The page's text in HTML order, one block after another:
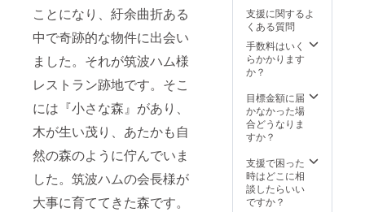
ことになり、紆余曲折ある
中で奇跡的な物件に出会い
ました。それが筑波ハム様
レストラン跡地です。そこ
には『小さな森』があり、
木が生い茂り、あたかも自
然の森のように佇んでいま
した。筑波ハムの会長様が
大事に育ててきた森です。
部10:00
～15:00
／夜の
部16:00
～
よりお
選びく
ださ
い。 ※
キュー
場まで
の交通
費、滞
ださ
い。
尚、企
業名を
ご連絡
時点で
対象企
業様の
承諾を
のとさ
せてい
ただき
ます。
ジ名を
ご記載
くださ
い。
尚、公
に反す
るも
の、公
的な場
わしく
ないと
判断さ
れたも
支援に関するよ
くある質問
手数料はいく
らかかります
か？
目標金額に届
かなかった場
合どうなりま
すか？
支援で困った
時はどこに相
談したらいい
ですか？